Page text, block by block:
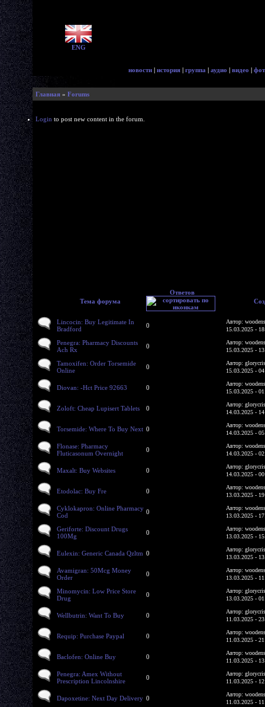
ENG
новости | история | группа | аудио | видео |
Главная » Forums
Login to post new content in the forum.
Тема форума
Ответов
Lincocin: Buy Legitimate In
Bradford
0
Автор:
15.03.2025 -
Penegra: Pharmacy Discounts
Ach Rx
0
Автор:
15.03.2025 -
Tamoxifen: Order Torsemide
Online
0
Автор:
15.03.2025 -
Diovan: -Hct Price 92663 0
Автор:
15.03.2025 -
Zoloft: Cheap Lupisert Tablets 0
Автор:
14.03.2025 -
Torsemide: Where To Buy Next 0
Автор:
14.03.2025 -
Flonase: Pharmacy
Fluticasonum Overnight
0
Автор:
14.03.2025 -
Maxalt: Buy Websites 0
Автор:
14.03.2025 -
Etodolac: Buy Fre 0
Автор:
13.03.2025 -
Cyklokapron: Online Pharmacy
Cod
0
Автор:
13.03.2025 -
Geriforte: Discount Drugs
100Mg
0
Автор:
13.03.2025 -
Eulexin: Generic Canada Qzltm 0
Автор:
13.03.2025 -
Avamigran: 50Mcg Money
Order
0
Автор:
13.03.2025 -
Minomycin: Low Price Store
Drug
0
Автор:
13.03.2025 -
Wellbutrin: Want To Buy 0
Автор:
11.03.2025 -
Requip: Purchase Paypal 0
Автор:
11.03.2025 -
Baclofen: Online Buy 0
Автор:
11.03.2025 -
Penegra: Amex Without
Prescription Lincolnshire
0
Автор:
11.03.2025 -
Dapoxetine: Next Day Delivery 0
Автор:
11.03.2025 -